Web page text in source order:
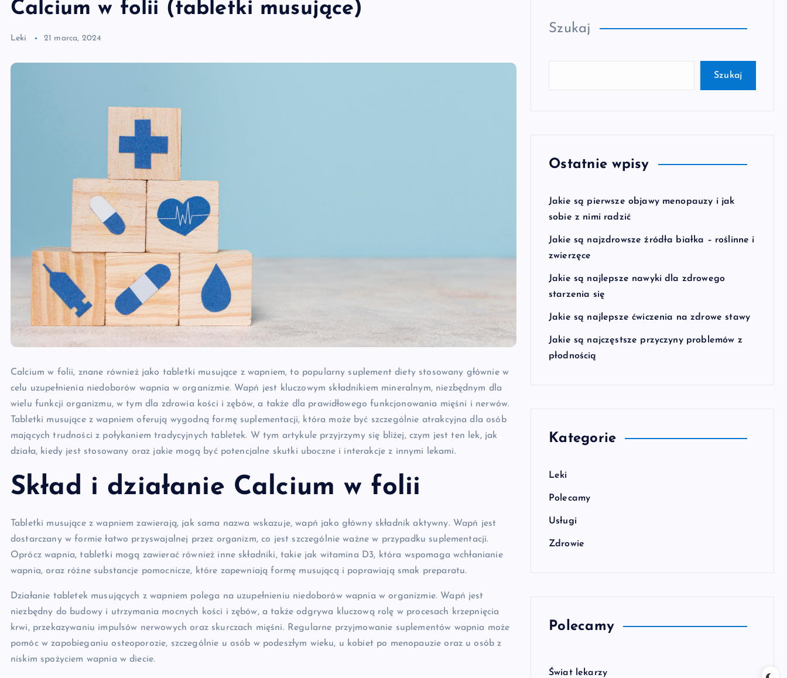
Calcium w folii (tabletki musujące)
Leki 21 marca, 2024
Calcium w folii, znane również jako tabletki musujące z wapniem, to popularny suplement diety stosowany głównie w
celu uzupełnienia niedoborów wapnia w organizmie. Wapń jest kluczowym składnikiem mineralnym, niezbędnym dla
wielu funkcji organizmu, w tym dla zdrowia kości i zębów, a także dla prawidłowego funkcjonowania mięśni i nerwów.
Tabletki musujące z wapniem oferują wygodną formę suplementacji, która może być szczególnie atrakcyjna dla osób
mających trudności z połykaniem tradycyjnych tabletek. W tym artykule przyjrzymy się bliżej, czym jest ten lek, jak
działa, kiedy jest stosowany oraz jakie mogą być potencjalne skutki uboczne i interakcje z innymi lekami.
Skład i działanie Calcium w folii
Tabletki musujące z wapniem zawierają, jak sama nazwa wskazuje, wapń jako główny składnik aktywny. Wapń jest
dostarczany w formie łatwo przyswajalnej przez organizm, co jest szczególnie ważne w przypadku suplementacji.
Oprócz wapnia, tabletki mogą zawierać również inne składniki, takie jak witamina D3, która wspomaga wchłanianie
wapnia, oraz różne substancje pomocnicze, które zapewniają formę musującą i poprawiają smak preparatu.
Działanie tabletek musujących z wapniem polega na uzupełnieniu niedoborów wapnia w organizmie. Wapń jest
niezbędny do budowy i utrzymania mocnych kości i zębów, a także odgrywa kluczową rolę w procesach krzepnięcia
krwi, przekazywaniu impulsów nerwowych oraz skurczach mięśni. Regularne przyjmowanie suplementów wapnia może
pomóc w zapobieganiu osteoporozie, szczególnie u osób w podeszłym wieku, u kobiet po menopauzie oraz u osób z
niskim spożyciem wapnia w diecie.
Szukaj
Szukaj
Ostatnie wpisy
Jakie są pierwsze objawy menopauzy i jak
sobie z nimi radzić
Jakie są najzdrowsze źródła białka – roślinne i
zwierzęce
Jakie są najlepsze nawyki dla zdrowego
starzenia się
Jakie są najlepsze ćwiczenia na zdrowe stawy
Jakie są najczęstsze przyczyny problemów z
płodnością
Kategorie
Leki
Polecamy
Usługi
Zdrowie
Polecamy
Świat lekarzy